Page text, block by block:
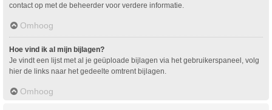
contact op met de beheerder voor verdere informatie.
Omhoog
Hoe vind ik al mijn bijlagen?
Je vindt een lijst met al je geüploade bijlagen via het gebruikerspaneel, volg
hier de links naar het gedeelte omtrent bijlagen.
Omhoog